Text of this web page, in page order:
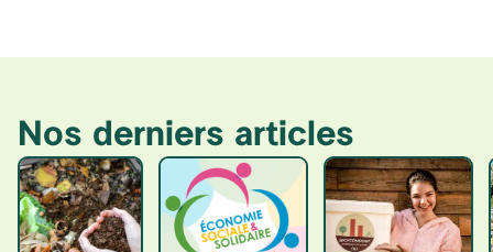
Nos derniers articles